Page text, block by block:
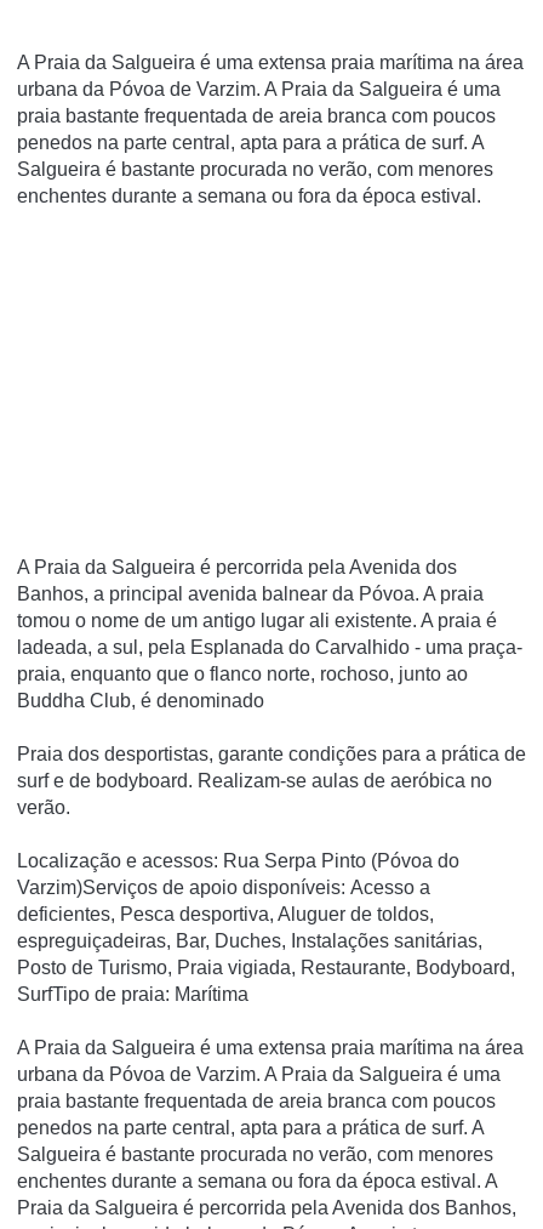
A Praia da Salgueira é uma extensa praia marí­tima na área
urbana da Póvoa de Varzim. A Praia da Salgueira é uma
praia bastante frequentada de areia branca com poucos
penedos na parte central, apta para a prática de surf. A
Salgueira é bastante procurada no verão, com menores
enchentes durante a semana ou fora da época estival.
A Praia da Salgueira é percorrida pela Avenida dos
Banhos, a principal avenida balnear da Póvoa. A praia
tomou o nome de um antigo lugar ali existente. A praia é
ladeada, a sul, pela Esplanada do Carvalhido - uma praça-
praia, enquanto que o flanco norte, rochoso, junto ao
Buddha Club, é denominado
Praia dos desportistas, garante condições para a prática de
surf e de bodyboard. Realizam-se aulas de aeróbica no
verão.
Localização e acessos: Rua Serpa Pinto (Póvoa do
Varzim)Serviços de apoio disponíveis: Acesso a
deficientes, Pesca desportiva, Aluguer de toldos,
espreguiçadeiras, Bar, Duches, Instalações sanitárias,
Posto de Turismo, Praia vigiada, Restaurante, Bodyboard,
SurfTipo de praia: Marítima
A Praia da Salgueira é uma extensa praia marítima na área
urbana da Póvoa de Varzim. A Praia da Salgueira é uma
praia bastante frequentada de areia branca com poucos
penedos na parte central, apta para a prática de surf. A
Salgueira é bastante procurada no verão, com menores
enchentes durante a semana ou fora da época estival. A
Praia da Salgueira é percorrida pela Avenida dos Banhos,